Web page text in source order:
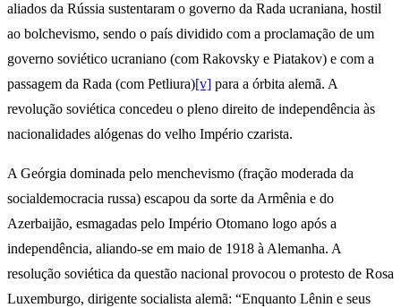
aliados da Rússia sustentaram o governo da Rada ucraniana, hostil
ao bolchevismo, sendo o país dividido com a proclamação de um
governo soviético ucraniano (com Rakovsky e Piatakov) e com a
passagem da Rada (com Petliura)[v] para a órbita alemã. A
revolução soviética concedeu o pleno direito de independência às
nacionalidades alógenas do velho Império czarista.
A Geórgia dominada pelo menchevismo (fração moderada da
socialdemocracia russa) escapou da sorte da Armênia e do
Azerbaijão, esmagadas pelo Império Otomano logo após a
independência, aliando-se em maio de 1918 à Alemanha. A
resolução soviética da questão nacional provocou o protesto de Rosa
Luxemburgo, dirigente socialista alemã: “Enquanto Lênin e seus